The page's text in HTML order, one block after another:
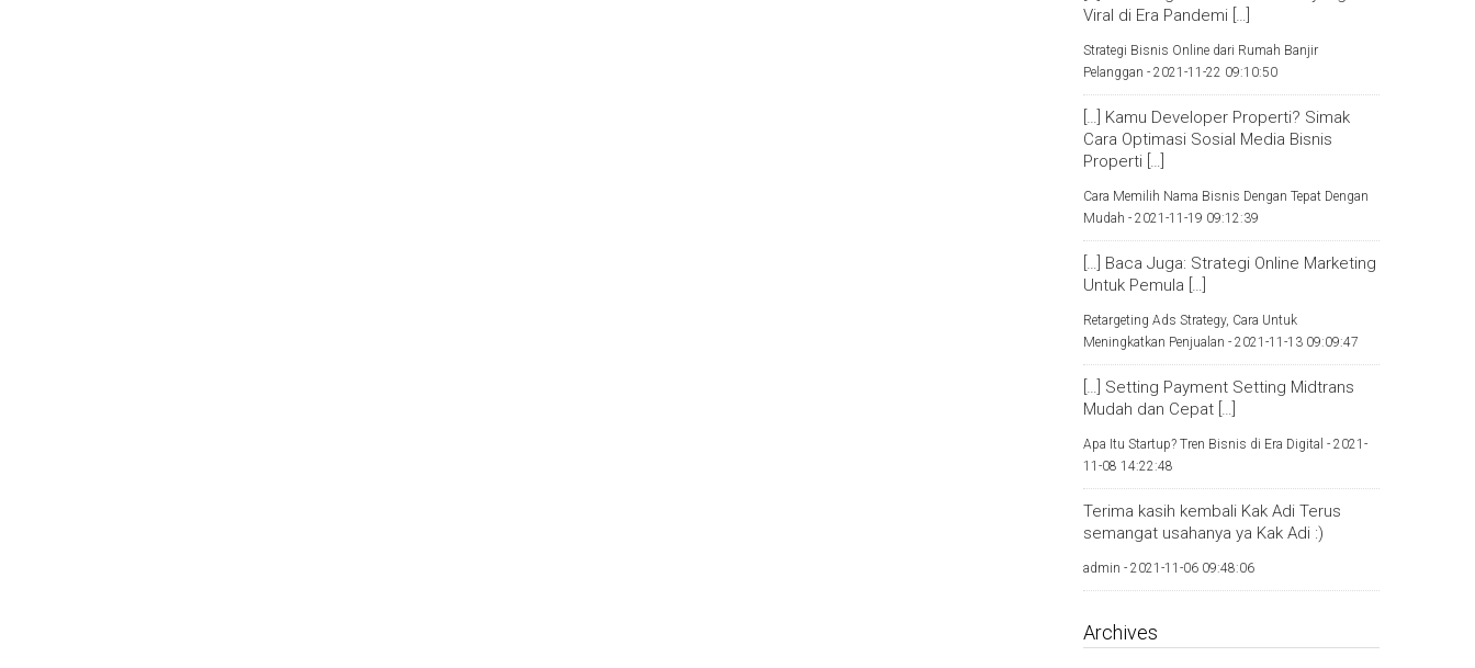
Viral di Era Pandemi […]
Strategi Bisnis Online dari Rumah Banjir
Pelanggan - 2021-11-22 09:10:50
[…] Kamu Developer Properti? Simak
Cara Optimasi Sosial Media Bisnis
Properti […]
Cara Memilih Nama Bisnis Dengan Tepat Dengan
Mudah - 2021-11-19 09:12:39
[…] Baca Juga: Strategi Online Marketing
Untuk Pemula […]
Retargeting Ads Strategy, Cara Untuk
Meningkatkan Penjualan - 2021-11-13 09:09:47
[…] Setting Payment Setting Midtrans
Mudah dan Cepat […]
Apa Itu Startup? Tren Bisnis di Era Digital - 2021-
11-08 14:22:48
Terima kasih kembali Kak Adi Terus
semangat usahanya ya Kak Adi :)
admin - 2021-11-06 09:48:06
Archives